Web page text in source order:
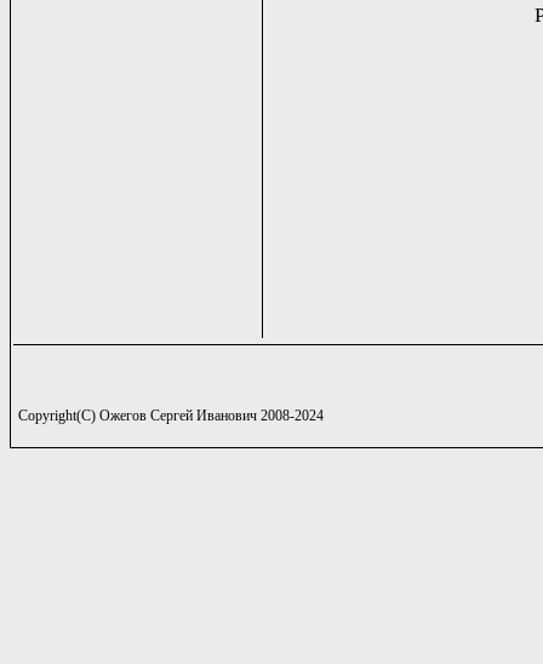
Copyright(C) Ожегов Сергей Иванович 2008-2024